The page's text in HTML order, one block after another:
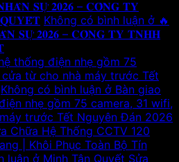
𝐒𝐔̛̣ 𝟐𝟎𝟐𝟔 – 𝐂𝐎̂𝐍𝐆 𝐓𝐘
Không có bình luận ở 🔥
𝐒𝐔̛̣ 𝟐𝟎𝟐𝟔 – 𝐂𝐎̂𝐍𝐆 𝐓𝐘 𝐓𝐍𝐇𝐇
thống điện nhẹ gồm 75
từ cho nhà máy trước Tết
Không có bình luận ở Bàn giao
nhẹ gồm 75 camera, 31 wifi,
trước Tết Nguyên Đán 2026
Chữa Hệ Thống CCTV 120
| Khôi Phục Toàn Bộ Tín
luận ở Minh Tân Quyết Sửa